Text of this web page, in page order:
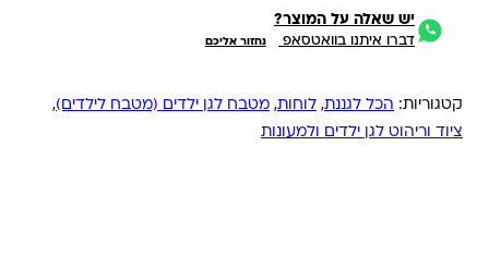
יש שאלה על המוצר?
דברו איתנו בוואטסאפ נחזור אליכם
קטגוריות: הכל לגננת, לוחות, מטבח לגן ילדים (מטבח לילדים),
ציוד וריהוט לגן ילדים ולמעונות